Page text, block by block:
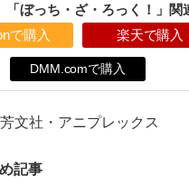
「ぼっち・ざ・ろっく！」関
で購入 楽天で購入
DMM.comで購入
文社・アニプレックス
記事